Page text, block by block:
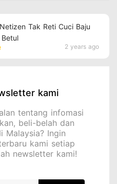
2 years ago
Tak Reti Cuci Baju
kami
tentang infomasi
beli-belah dan
Malaysia? Ingin
kami setiap
newsletter kami!